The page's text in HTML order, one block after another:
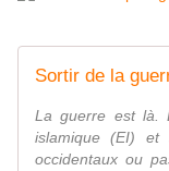
Sortir de la
La guerre est là.
islamique (EI) et
occidentaux ou